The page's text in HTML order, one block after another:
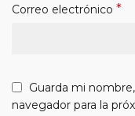
Correo electrónico *
Guarda mi
navegador para la